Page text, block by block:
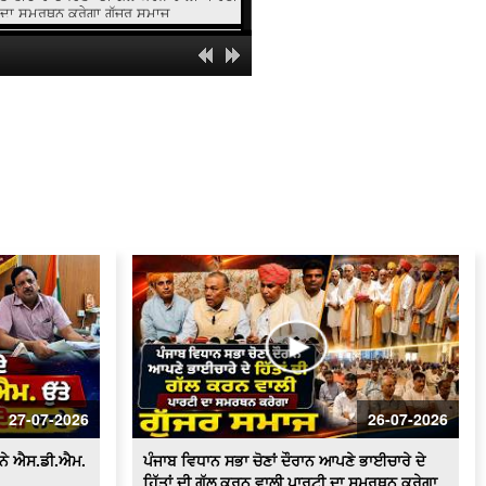
ਦਾ ਸਮਰਥਨ ਕਰੇਗਾ ਗੁੱਜਰ ਸਮਾਜ
ਸ਼ਾਮਿਲ
ਬੀਕੇਯੂ ਏਕਤਾ ਸਿੱਧੂਪੁਰ ਵਲੋਂ ਕਾਲਾਝਾੜ ਟੋਲ
ਪਲਾਜ਼ਾ ਕੀਤਾ ਗਿਆ ਮੁਫ਼ਤ
ਟੋਲ ਮੁਕਤ ਕਰਾਕੇ ਕਿਸਾਨਾਂ ਵਲੋਂ ਭਾਗੂ ਮਾਜਰਾ ਤੇ
ਬਜਹੇੜੀ ਟੋਲ ਪਲਾਜ਼ੇ 'ਤੇ ਧਰਨਾ
ਆਰ.ਟੀ.ਓ. ਦਫ਼ਤਰ ਫ਼ਿਰੋਜ਼ਪੁਰ ਚ ਪਿਛਲੇ 2
27-07-2026
ਐਸ.ਡੀ.ਐਮ.
26-07-2026
ਪੰਜਾਬ ਵਿਧਾਨ ਸਭਾ ਚੋਣਾਂ ਦੌਰਾਨ ਆਪਣੇ ਭਾਈਚਾਰੇ ਦੇ